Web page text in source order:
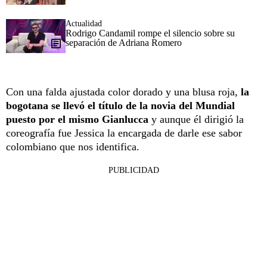
Actualidad
Rodrigo Candamil rompe el silencio sobre su
separación de Adriana Romero
Con una falda ajustada color dorado y una blusa roja, la
bogotana se llevó el título de la novia del Mundial
puesto por el mismo Gianlucca y aunque él dirigió la
coreografía fue Jessica la encargada de darle ese sabor
colombiano que nos identifica.
PUBLICIDAD